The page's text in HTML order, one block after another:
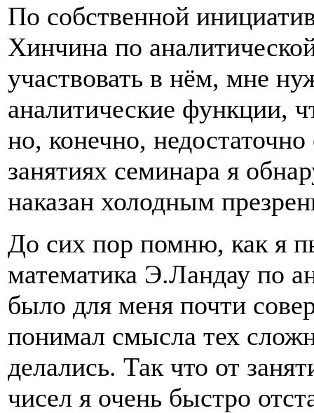
По собственной
Хинчина по
участвовать в нём, мне
аналитические функции,
но, конечно,
занятиях семинара я
наказан холодным
До сих пор помню, как я
математика Э.Ландау по
было для меня почти
понимал смысла тех
делались. Так что от
чисел я очень быстро